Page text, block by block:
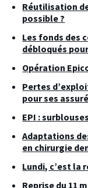
Réutilisation
possible ?
Les fonds des
débloqués
Opération
Pertes
pour ses
EPI :
Adaptations
en chirurgie
Lundi, c’est la
Reprise du 11